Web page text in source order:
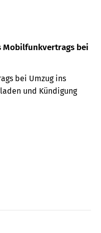
Mobilfunkvertrags bei
bei Umzug ins
und Kündigung